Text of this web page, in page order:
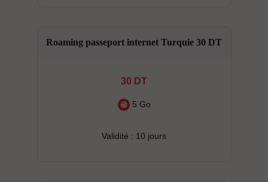
Roaming passeport internet Turquie 30 DT
30 DT
5 Go
Validité : 10 jours